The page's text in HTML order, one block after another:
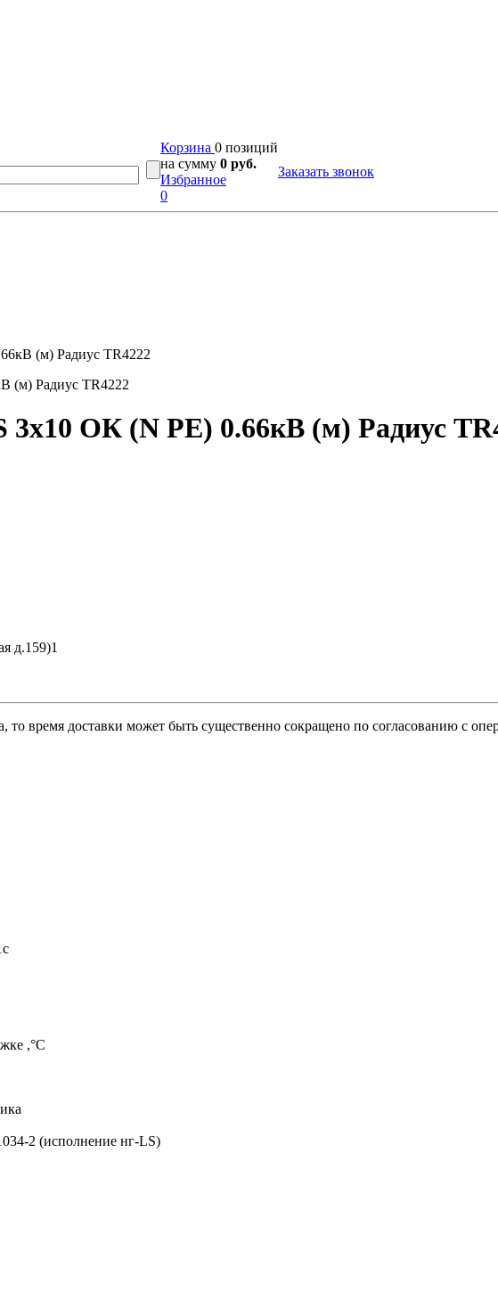
Корзина 0 позиций
на сумму 0 руб.
Избранное
0
Заказать звонок
(м) Радиус TR4222
ОК (N PE) 0.66кВ (м) Радиус
д.159)1
то время доставки может быть существенно сокращено по согласованию с
,°С
2 (исполнение нг-LS)